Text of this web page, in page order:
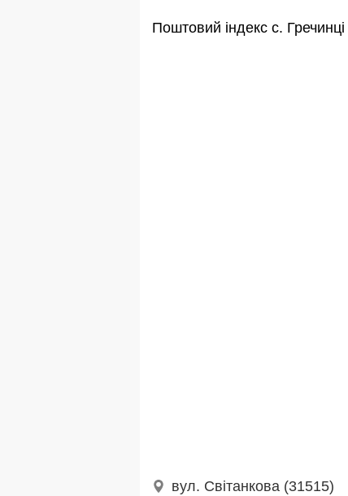
Поштовий індекс с. Гречинці
вул. Світанкова (31515)